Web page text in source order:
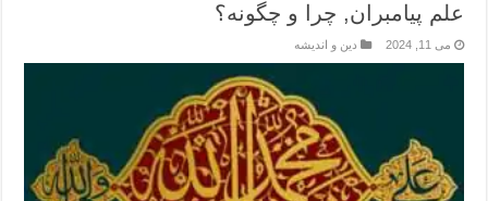
علم پیامبران, چرا و چگونه؟
می 11, 2024 دین و اندیشه